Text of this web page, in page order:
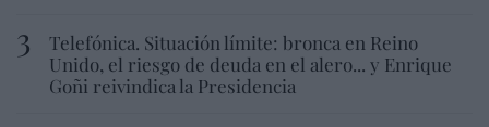
Telefónica. Situación límite: bronca en Reino
Unido, el riesgo de deuda en el alero... y Enrique
Goñi reivindica la Presidencia